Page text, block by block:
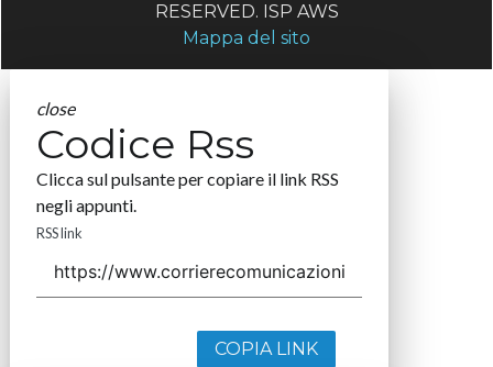
RESERVED. ISP AWS
Mappa del sito
close
Codice Rss
Clicca sul pulsante per copiare il link RSS
negli appunti.
RSS link
COPIA LINK